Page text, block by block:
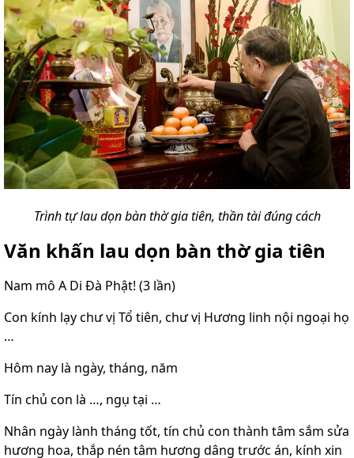
Trình tự lau dọn bàn thờ gia tiên, thần tài đúng cách
Văn khấn lau dọn bàn thờ gia tiên
Nam mô A Di Đà Phật! (3 lần)
Con kính lạy chư vị Tổ tiên, chư vị Hương linh nội ngoại họ
…
Hôm nay là ngày, tháng, năm
Tín chủ con là …, ngụ tại …
Nhân ngày lành tháng tốt, tín chủ con thành tâm sắm sửa
hương hoa, thắp nén tâm hương dâng trước án, kính xin